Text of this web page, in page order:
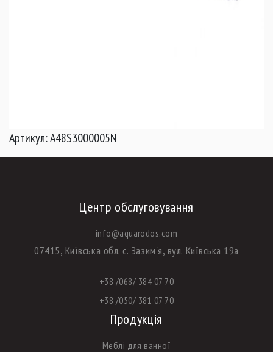
Артикул: А48S3000005N
Центр обслуговування
info@aquarodos.com
07415, Київська обл. с. Зазим'я, вул. Київська 19а
+38 /068/ 384 07 70
+38 /050/ 381 07 70
Продукція
Меблі для ванної